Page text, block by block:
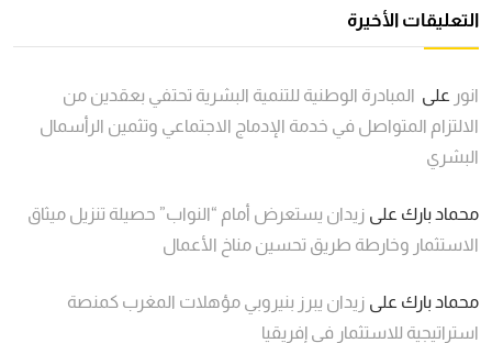
التعليقات الأخيرة
انور على المبادرة الوطنية للتنمية البشرية تحتفي بعقدين من
الالتزام المتواصل في خدمة الإدماج الاجتماعي وتثمين الرأسمال
البشري
محماد بارك على زيدان يستعرض أمام “النواب” حصيلة تنزيل ميثاق
الاستثمار وخارطة طريق تحسين مناخ الأعمال
محماد بارك على زيدان يبرز بنيروبي مؤهلات المغرب كمنصة
استراتيجية للاستثمار في إفريقيا